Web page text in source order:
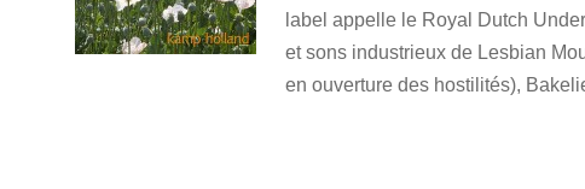
label appelle le Royal Dutch
et sons industrieux de Lesbian
en ouverture des hostilités),